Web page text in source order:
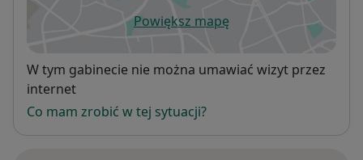
Powiększ mapęotwiera się w nowej karcie
Dostępność
W tym gabinecie nie można umawiać wizyt przez
internet
Co mam zrobić w tej sytuacji?